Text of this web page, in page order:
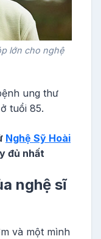
lớn cho nghệ
ung thư
tuổi 85.
Nghệ Sỹ Hoài
đủ nhất
nghệ sĩ
và một mình